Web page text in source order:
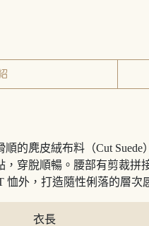
順的麂皮絨布料（Cut
穿脫順暢。腰部有剪裁拼
恤外，打造隨性俐落的層
衣長